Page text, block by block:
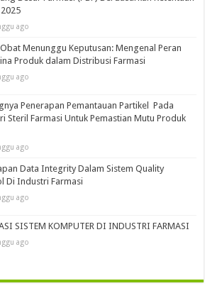
ago
Menunggu Keputusan: Mengenal Peran
Produk dalam Distribusi Farmasi
ago
Penerapan Pemantauan Partikel Pada
Steril Farmasi Untuk Pemastian Mutu Produk
ago
Data Integrity Dalam Sistem Quality
Di Industri Farmasi
ago
SISTEM KOMPUTER DI INDUSTRI FARMASI
ago